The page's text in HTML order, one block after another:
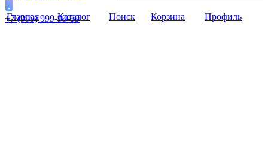
+7 (999) 999-99-99
Главная Каталог Поиск Корзина Профиль